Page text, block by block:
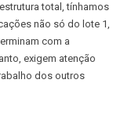
total, tínhamos
não só do lote 1,
com a
exigem atenção
dos outros